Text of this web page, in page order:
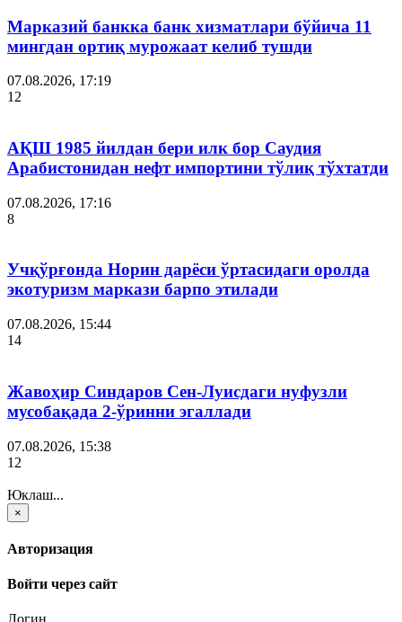
Марказий банкка банк хизматлари бўйича 11
мингдан ортиқ мурожаат келиб тушди
07.08.2026, 17:19
12
АҚШ 1985 йилдан бери илк бор Саудия
Арабистонидан нефт импортини тўлиқ тўхтатди
07.08.2026, 17:16
8
Учқўрғонда Норин дарёси ўртасидаги оролда
экотуризм маркази барпо этилади
07.08.2026, 15:44
14
Жавоҳир Синдаров Сен-Луисдаги нуфузли
мусобақада 2-ўринни эгаллади
07.08.2026, 15:38
12
Юклаш...
×
Авторизация
Войти через сайт